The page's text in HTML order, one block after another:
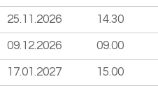
25.11.2026 14.30
09.12.2026 09.00
17.01.2027 15.00